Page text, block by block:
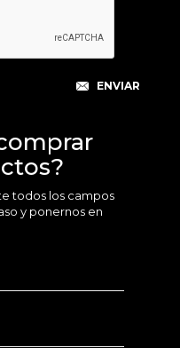
todos los campos
y ponernos en